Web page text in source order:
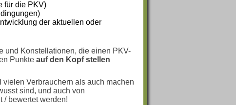
für die PKV)
der aktuellen oder
und Konstellationen, die einen PKV-
Punkte auf den Kopf stellen
Verbrauchern als auch machen
sind, und auch von
/ bewertet werden!